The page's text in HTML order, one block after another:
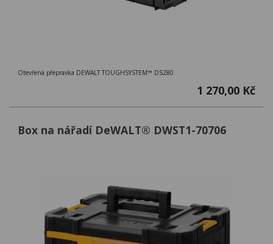
Otevřená přepravka DEWALT TOUGHSYSTEM™ DS280
1 270,00 Kč
Box na nářadí DeWALT® DWST1-70706